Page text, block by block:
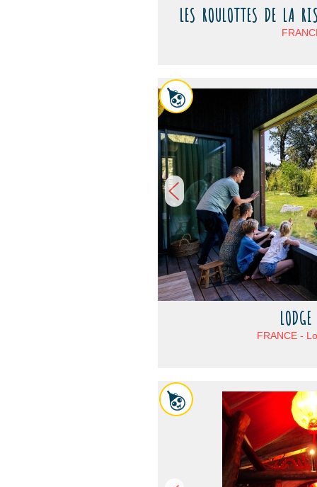
LES ROULOTTES DE LA
FRANCE -